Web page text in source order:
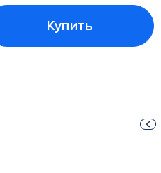
Купить